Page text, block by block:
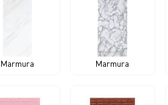
Marmura Marmura